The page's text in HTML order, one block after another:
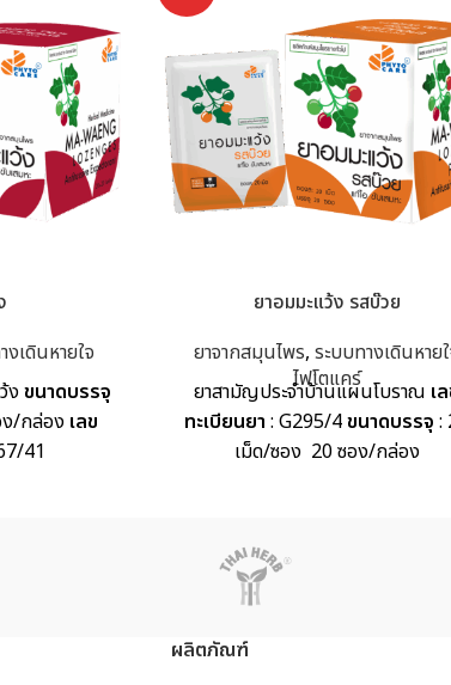
งเดินหายใจ
งขนาดบรรจุ
/กล่อง เลข
41
ยาอมมะแว้ง รสบ๊วย
ยาจากสมุนไพร,ระบบทางเดินหาย
ไฟโตแคร์
ยาสามัญประจำบ้านแผนโบราณ เ
ทะเบียนยา : G295/4ขนาดบรรจุ :
เม็ด/ซอง 20 ซอง/กล่อง
ผลิตภัณฑ์